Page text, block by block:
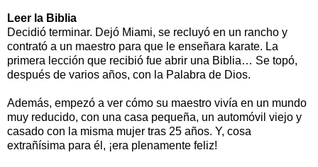
Leer la Biblia
Decidió terminar. Dejó Miami, se recluyó en un rancho y
contrató a un maestro para que le enseñara karate. La
primera lección que recibió fue abrir una Biblia… Se topó,
después de varios años, con la Palabra de Dios.
Además, empezó a ver cómo su maestro vivía en un mundo
muy reducido, con una casa pequeña, un automóvil viejo y
casado con la misma mujer tras 25 años. Y, cosa
extrañísima para él, ¡era plenamente feliz!